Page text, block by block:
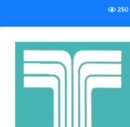
250